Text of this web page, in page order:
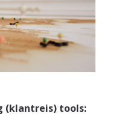
(klantreis) tools: